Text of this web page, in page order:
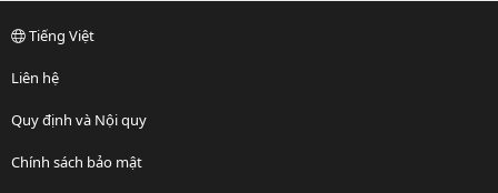
Tiếng Việt
Liên hệ
Quy định và Nội quy
Chính sách bảo mật